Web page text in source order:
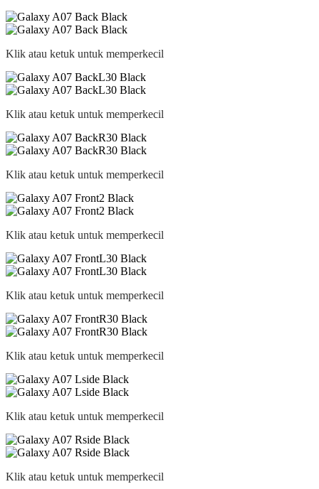
Klik atau ketuk untuk memperkecil
Klik atau ketuk untuk memperkecil
Klik atau ketuk untuk memperkecil
Klik atau ketuk untuk memperkecil
Klik atau ketuk untuk memperkecil
Klik atau ketuk untuk memperkecil
Klik atau ketuk untuk memperkecil
Klik atau ketuk untuk memperkecil